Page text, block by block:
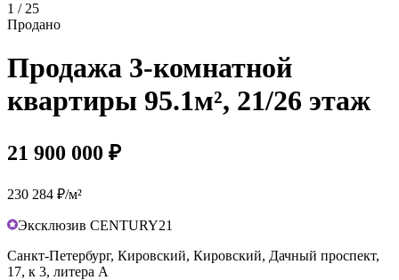
1 / 25
Продано
Продажа 3-комнатной
квартиры 95.1м², 21/26 этаж
21 900 000 ₽
230 284 ₽/м²
Эксклюзив CENTURY21
Санкт-Петербург, Кировский, Кировский, Дачный проспект,
17, к 3, литера А